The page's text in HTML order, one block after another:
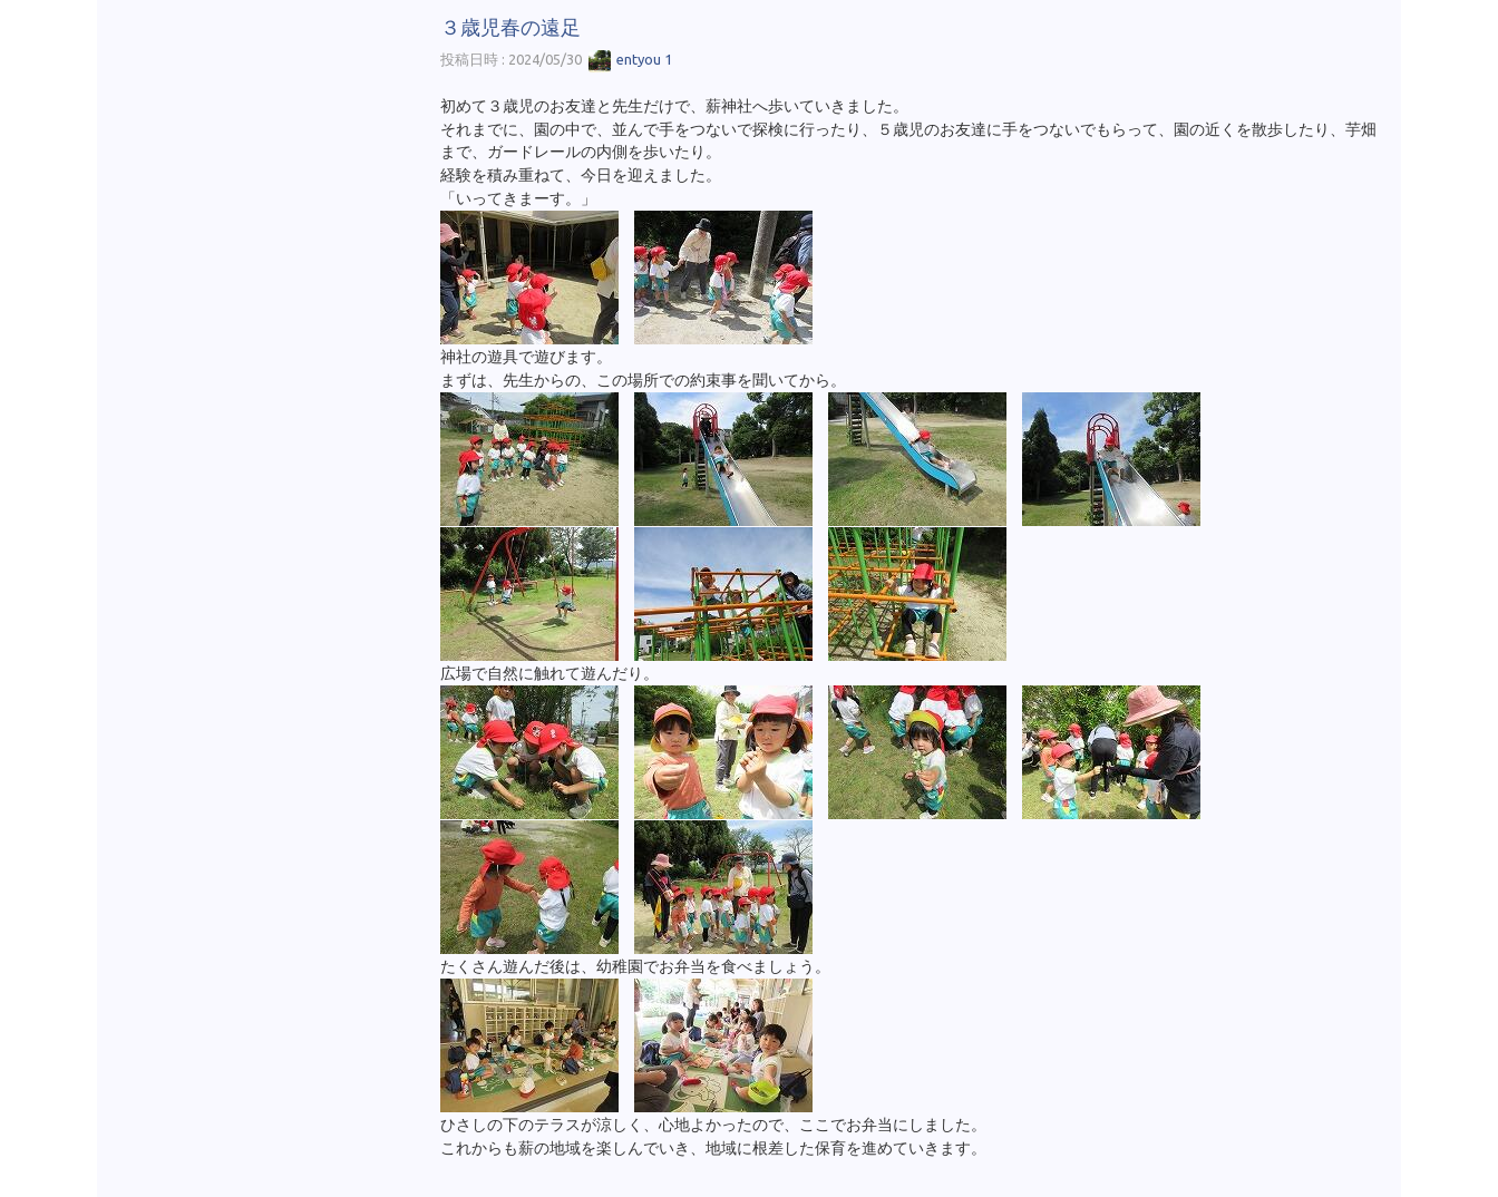
３歳児春の遠足
投稿日時 : 2024/05/30 entyou 1
初めて３歳児のお友達と先生だけで、薪神社へ歩いていきました。
それまでに、園の中で、並んで手をつないで探検に行ったり、５歳児のお友達に手をつないでもらって、園の近くを散歩したり、芋畑
まで、ガードレールの内側を歩いたり。
経験を積み重ねて、今日を迎えました。
「いってきまーす。」
神社の遊具で遊びます。
まずは、先生からの、この場所での約束事を聞いてから。
広場で自然に触れて遊んだり。
たくさん遊んだ後は、幼稚園でお弁当を食べましょう。
ひさしの下のテラスが涼しく、心地よかったので、ここでお弁当にしました。
これからも薪の地域を楽しんでいき、地域に根差した保育を進めていきます。